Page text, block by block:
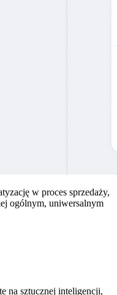
w proces sprzedaży,
ogólnym, uniwersalnym
na sztucznej inteligencji,